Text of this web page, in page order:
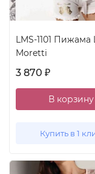
LMS-1101 Пижама
Moretti
3 870 ₽
В корзину
Купить в 1